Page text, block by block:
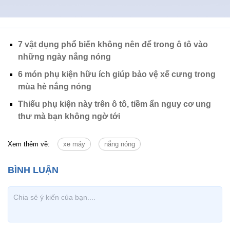
7 vật dụng phổ biến không nên để trong ô tô vào
những ngày nắng nóng
6 món phụ kiện hữu ích giúp bảo vệ xế cưng trong
mùa hè nắng nóng
Thiếu phụ kiện này trên ô tô, tiềm ẩn nguy cơ ung
thư mà bạn không ngờ tới
Xem thêm về: xe máy nắng nóng